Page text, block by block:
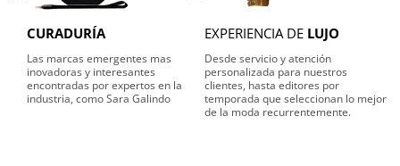
CURADURÍA
Las marcas emergentes mas
inovadoras y interesantes
encontradas por expertos en la
industria, como Sara Galindo
EXPERIENCIA DE LUJO
Desde servicio y atención
personalizada para nuestros
clientes, hasta editores por
temporada que seleccionan lo mejor
de la moda recurrentemente.